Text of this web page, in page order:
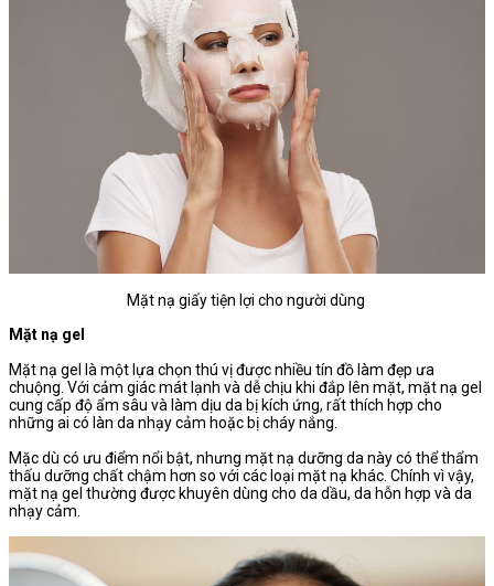
Mặt nạ giấy tiện lợi cho người dùng
Mặt nạ gel
Mặt nạ gel là một lựa chọn thú vị được nhiều tín đồ làm đẹp ưa
chuộng. Với cảm giác mát lạnh và dễ chịu khi đắp lên mặt, mặt nạ gel
cung cấp độ ẩm sâu và làm dịu da bị kích ứng, rất thích hợp cho
những ai có làn da nhạy cảm hoặc bị cháy nắng.
Mặc dù có ưu điểm nổi bật, nhưng mặt nạ dưỡng da này có thể thẩm
thấu dưỡng chất chậm hơn so với các loại mặt nạ khác. Chính vì vậy,
mặt nạ gel thường được khuyên dùng cho da dầu, da hỗn hợp và da
nhạy cảm.